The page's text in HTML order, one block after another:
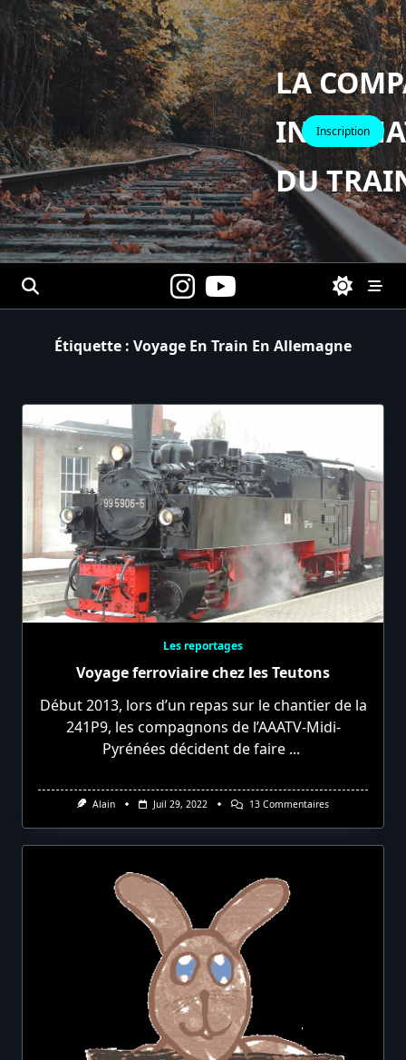
Skip
to
content
LA
DU
Inscription
Étiquette : Voyage En Train En Allemagne
Les reportages
Voyage ferroviaire chez les Teutons
Début 2013, lors d’un repas sur le chantier de la
241P9, les compagnons de l’AAATV-Midi-
Pyrénées décident de faire ...
Alain Juil 29, 2022 13 CommentairesSur
Ferroviaire
Chez